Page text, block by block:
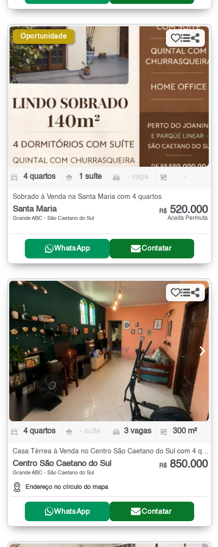
Oportunidade
4 quartos 1 suíte - vaga -
Sobrado à Venda na Santa Maria com 4 quartos
Santa Maria
Grande ABC - São Caetano do Sul
R$ 520.000
Aceita Permuta
WhatsApp Contatar
4 quartos - suíte 3 vagas 300 m²
Casa Térrea à Venda no Centro São Caetano do Sul com 4 quartos - 300 m²
Centro São Caetano do Sul
Grande ABC - São Caetano do Sul
Endereço no círculo do mapa
R$ 850.000
WhatsApp Contatar